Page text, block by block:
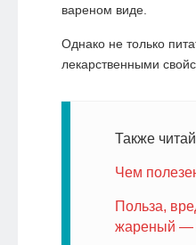
вареном виде.
Однако не только
лекарственными
Также
Чем
Польза,
жареный —